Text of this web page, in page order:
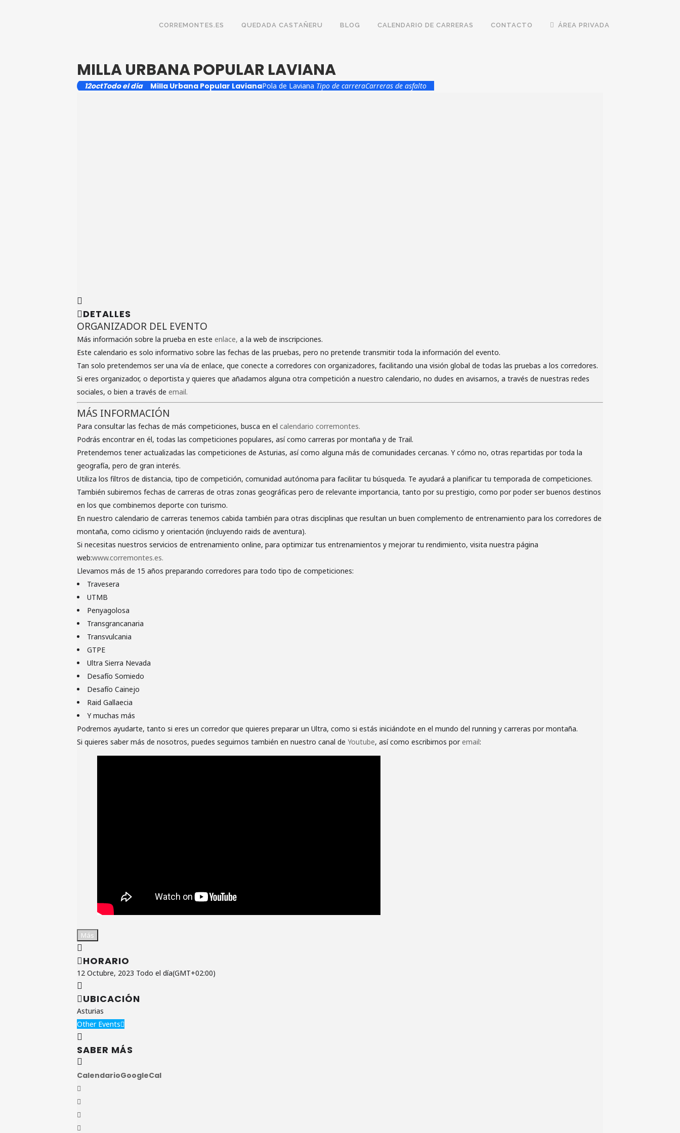
CORREMONTES.ES QUEDADA CASTAÑERU BLOG CALENDARIO DE CARRERAS CONTACTO ÁREA PRIVADA
MILLA URBANA POPULAR LAVIANA
12octTodo el día Milla Urbana Popular LavianaPola de Laviana Tipo de carreraCarreras de asfalto
DETALLES
ORGANIZADOR DEL EVENTO
Más información sobre la prueba en este enlace, a la web de inscripciones.
Este calendario es solo informativo sobre las fechas de las pruebas, pero no pretende transmitir toda la información del evento.
Tan solo pretendemos ser una vía de enlace, que conecte a corredores con organizadores, facilitando una visión global de todas las pruebas a los corredores.
Si eres organizador, o deportista y quieres que añadamos alguna otra competición a nuestro calendario, no dudes en avisarnos, a través de nuestras redes
sociales, o bien a través de email.
MÁS INFORMACIÓN
Para consultar las fechas de más competiciones, busca en el calendario corremontes.
Podrás encontrar en él, todas las competiciones populares, así como carreras por montaña y de Trail.
Pretendemos tener actualizadas las competiciones de Asturias, así como alguna más de comunidades cercanas. Y cómo no, otras repartidas por toda la
geografía, pero de gran interés.
Utiliza los filtros de distancia, tipo de competición, comunidad autónoma para facilitar tu búsqueda. Te ayudará a planificar tu temporada de competiciones.
También subiremos fechas de carreras de otras zonas geográficas pero de relevante importancia, tanto por su prestigio, como por poder ser buenos destinos
en los que combinemos deporte con turismo.
En nuestro calendario de carreras tenemos cabida también para otras disciplinas que resultan un buen complemento de entrenamiento para los corredores de
montaña, como ciclismo y orientación (incluyendo raids de aventura).
Si necesitas nuestros servicios de entrenamiento online, para optimizar tus entrenamientos y mejorar tu rendimiento, visita nuestra página
web:www.corremontes.es.
Llevamos más de 15 años preparando corredores para todo tipo de competiciones:
Travesera
UTMB
Penyagolosa
Transgrancanaria
Transvulcania
GTPE
Ultra Sierra Nevada
Desafío Somiedo
Desafío Cainejo
Raid Gallaecia
Y muchas más
Podremos ayudarte, tanto si eres un corredor que quieres preparar un Ultra, como si estás iniciándote en el mundo del running y carreras por montaña.
Si quieres saber más de nosotros, puedes seguirnos también en nuestro canal de Youtube, así como escribirnos poremail:
Más
HORARIO
12 Octubre, 2023 Todo el día(GMT+02:00)
UBICACIÓN
Asturias
Other Events
SABER MÁS
CalendarioGoogleCal